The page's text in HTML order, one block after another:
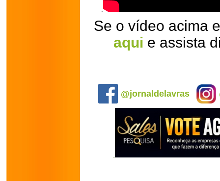
Se o vídeo acima
aqui e assista
@jornaldelavras